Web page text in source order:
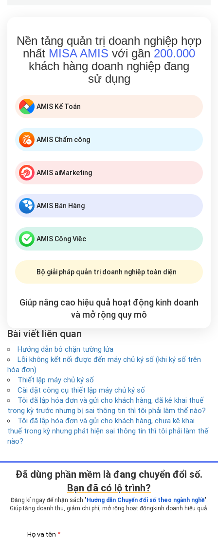
Nền tảng quản trị doanh nghiệp hợp
nhất MISA AMIS với gần 200.000
khách hàng doanh nghiệp đang
sử dụng
AMIS Kế Toán
AMIS Chấm công
AMIS aiMarketing
AMIS Bán Hàng
AMIS Công Việc
Bộ giải pháp quản trị doanh nghiệp toàn diện
Giúp nâng cao hiệu quả hoạt động kinh doanh
và mở rộng quy mô
Bài viết liên quan
Hướng dẫn bỏ chặn tường lửa
Lỗi không kết nối được đến máy chủ ký số (khi ký số trên
hóa đơn)
Thiết lập máy chủ ký số
Cài đặt công cụ thiết lập máy chủ ký số
Tôi đã lập hóa đơn và gửi cho khách hàng, đã kê khai thuế
trong kỳ trước nhưng bị sai thông tin thì tôi phải làm thế nào?
Tôi đã lập hóa đơn và gửi cho khách hàng, chưa kê khai
thuế trong kỳ nhưng phát hiện sai thông tin thì tôi phải làm thế
nào?
Ðã dùng phần mềm là đang chuyển đổi số.
Bạn đã có lộ trình?
Đăng kí ngay để nhận sách " Hướng dẫn Chuyển đổi số theo ngành nghề".
Giúp tăng doanh thu, giảm chi phí, mở rộng hoạt động kinh doanh hiệu quả.
Họ và tên *